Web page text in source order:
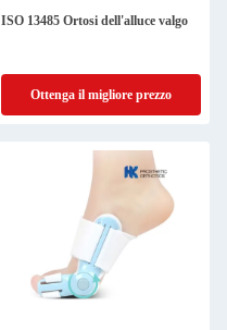
ISO 13485 Ortosi dell'alluce valgo
Ottenga il migliore prezzo